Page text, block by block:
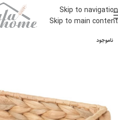
Skip to navigation
Skip to main content
ناموجود